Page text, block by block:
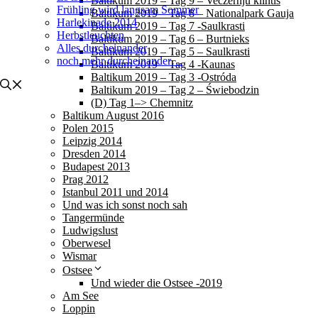
Frühling wird langsam Sommer
Harlekinade 2014
Herbstleuchten
Alles durcheinander
noch mehr durcheinander…
Baltikum 2019 – Tag 8 – Nationalpark Gauja
Baltikum 2019 – Tag 7 -Saulkrasti
Baltikum 2019 – Tag 6 – Burtnieks
Baltikum 2019 – Tag 5 – Saulkrasti
Baltikum 2019 – Tag 4 -Kaunas
Baltikum 2019 – Tag 3 -Ostróda
Baltikum 2019 – Tag 2 – Świebodzin
(D) Tag 1–> Chemnitz
Baltikum August 2016
Polen 2015
Leipzig 2014
Dresden 2014
Budapest 2013
Prag 2012
Istanbul 2011 und 2014
Und was ich sonst noch sah
Tangermünde
Ludwigslust
Oberwesel
Wismar
Ostsee
Und wieder die Ostsee -2019
Am See
Loppin